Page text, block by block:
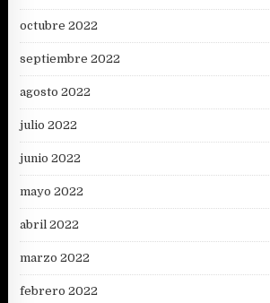
octubre 2022
septiembre 2022
agosto 2022
julio 2022
junio 2022
mayo 2022
abril 2022
marzo 2022
febrero 2022